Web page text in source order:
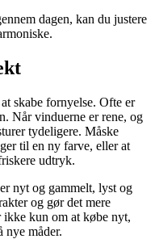
dagen, kan du justere
skabe fornyelse. Ofte er
Når vinduerne er rene, og
tydeligere. Måske
til en ny farve, eller at
udtryk.
nyt og gammelt, lyst og
og gør det mere
kun om at købe nyt,
nye måder.